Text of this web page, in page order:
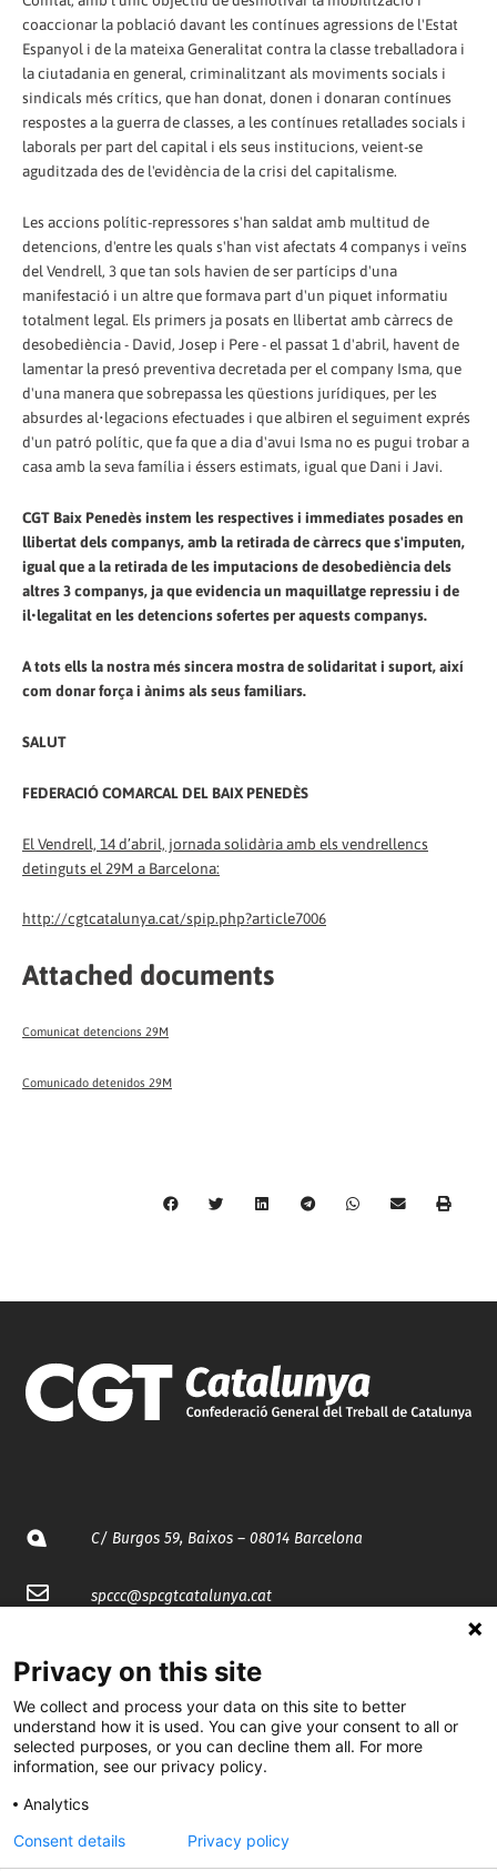
coaccionar la població davant les contínues agressions de l'Estat
Espanyol i de la mateixa Generalitat contra la classe treballadora i
la ciutadania en general, criminalitzant als moviments socials i
sindicals més crítics, que han donat, donen i donaran contínues
respostes a la guerra de classes, a les contínues retallades socials i
laborals per part del capital i els seus institucions, veient-se
aguditzada des de l'evidència de la crisi del capitalisme.
Les accions polític-repressores s'han saldat amb multitud de
detencions, d'entre les quals s'han vist afectats 4 companys i veïns
del Vendrell, 3 que tan sols havien de ser partícips d'una
manifestació i un altre que formava part d'un piquet informatiu
totalment legal. Els primers ja posats en llibertat amb càrrecs de
desobediència - David, Josep i Pere - el passat 1 d'abril, havent de
lamentar la presó preventiva decretada per el company Isma, que
d'una manera que sobrepassa les qüestions jurídiques, per les
absurdes al•legacions efectuades i que albiren el seguiment exprés
d'un patró polític, que fa que a dia d'avui Isma no es pugui trobar a
casa amb la seva família i éssers estimats, igual que Dani i Javi.
CGT Baix Penedès instem les respectives i immediates posades en
llibertat dels companys, amb la retirada de càrrecs que s'imputen,
igual que a la retirada de les imputacions de desobediència dels
altres 3 companys, ja que evidencia un maquillatge repressiu i de
il•legalitat en les detencions sofertes per aquests companys.
A tots ells la nostra més sincera mostra de solidaritat i suport, així
com donar força i ànims als seus familiars.
SALUT
FEDERACIÓ COMARCAL DEL BAIX PENEDÈS
El Vendrell, 14 d’abril, jornada solidària amb els vendrellencs
detinguts el 29M a Barcelona:
http://cgtcatalunya.cat/spip.php?article7006
Attached documents
Comunicat detencions 29M
Comunicado detenidos 29M
C/ Burgos 59, Baixos – 08014 Barcelona
spccc@spcgtcatalunya.cat
@CGTCatalunya
cgtcatalunya
CGTCatalunya
cgtcatalunya
Privacy on this site
We collect and process your data on this site to better
understand how it is used. You can give your consent to all or
selected purposes, or you can decline them all. For more
information, see our privacy policy.
Analytics
Consent details
Privacy policy